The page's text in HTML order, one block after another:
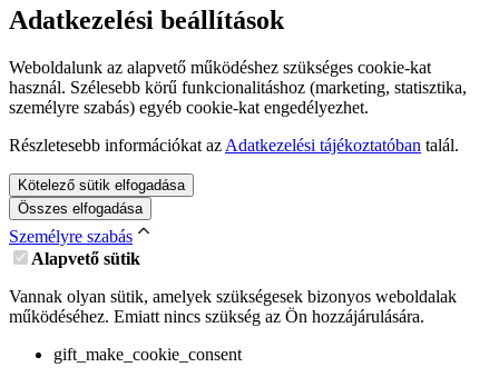
Adatkezelési beállítások
Weboldalunk az alapvető működéshez szükséges cookie-kat
használ. Szélesebb körű funkcionalitáshoz (marketing, statisztika,
személyre szabás) egyéb cookie-kat engedélyezhet.
Részletesebb információkat az Adatkezelési tájékoztatóban talál.
Kötelező sütik elfogadása
Összes elfogadása
Személyre szabás
Alapvető sütik
Vannak olyan sütik, amelyek szükségesek bizonyos weboldalak
működéséhez. Emiatt nincs szükség az Ön hozzájárulására.
gift_make_cookie_consent